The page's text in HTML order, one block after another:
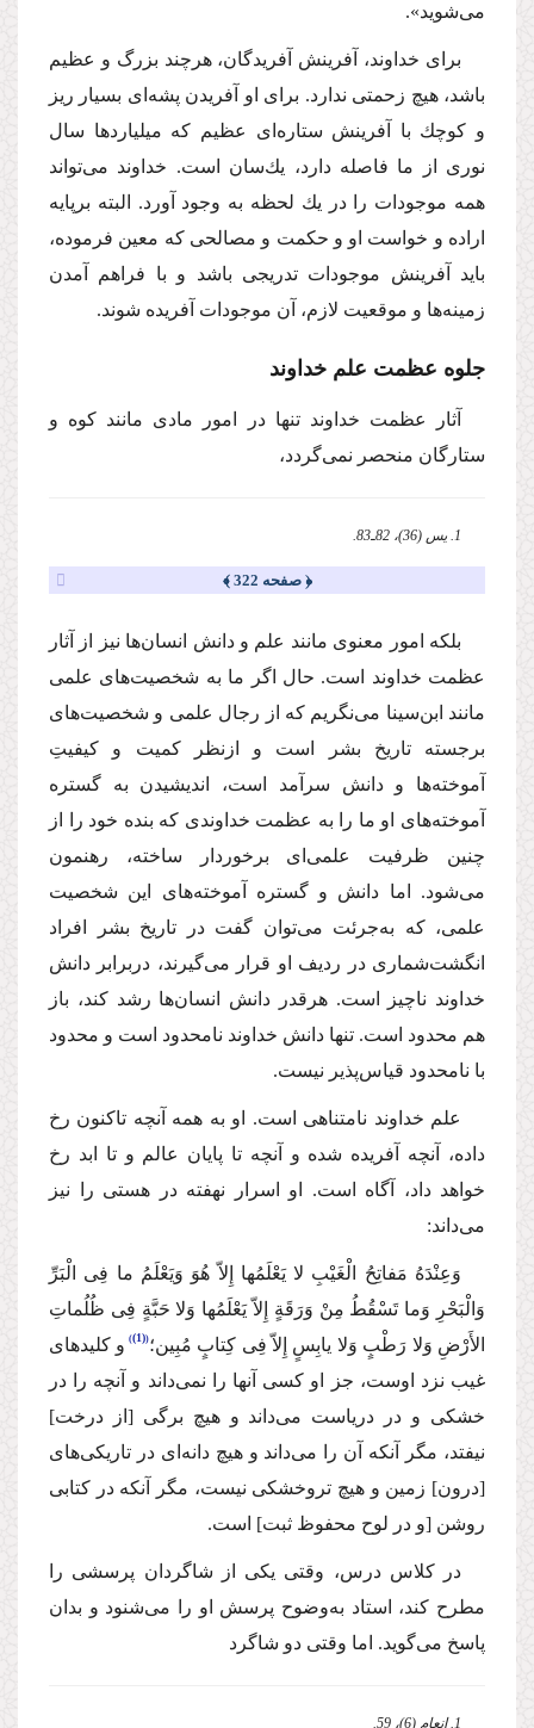
می‌شوید».
برای خداوند، آفرینش آفریدگان، هرچند بزرگ و عظیم
باشد، هیچ زحمتی ندارد. برای او آفریدن پشه‌ای بسیار ریز
و كوچك با آفرینش ستاره‌ای عظیم كه میلیاردها سال
نوری از ما فاصله دارد، یك‌سان است. خداوند می‌تواند
همه موجودات را در یك لحظه به وجود آورد. البته برپایه
اراده و خواست او و حكمت و مصالحی كه معین فرموده،
باید آفرینش موجودات تدریجی باشد و با فراهم آمدن
زمینه‌ها و موقعیت لازم، آن موجودات آفریده شوند.
جلوه عظمت علم خداوند
آثار عظمت خداوند تنها در امور مادی مانند كوه و
ستارگان منحصر نمی‌گردد،
1. یس (36)، 82ـ83.
﴿ صفحه 322 ﴾
بلكه امور معنوی مانند علم و دانش انسان‌ها نیز از آثار
عظمت خداوند است. حال اگر ما به شخصیت‌های علمی
مانند ابن‌سینا می‌نگریم كه از رجال علمی و شخصیت‌های
برجسته تاریخ بشر است و ازنظر كمیت و كیفیتِ
آموخته‌ها و دانش سرآمد است، اندیشیدن به گستره
آموخته‌های او ما را به عظمت خداوندی كه بنده خود را از
چنین ظرفیت علمی‌ای برخوردار ساخته، رهنمون
می‌شود. اما دانش و گستره آموخته‌های این شخصیت
علمی، كه به‌جرئت می‌توان گفت در تاریخ بشر افراد
انگشت‌شماری در ردیف او قرار می‌گیرند، دربرابر دانش
خداوند ناچیز است. هر‌قدر دانش انسان‌ها رشد كند، باز
هم محدود است. تنها دانش خداوند نامحدود است و محدود
با نامحدود قیاس‌پذیر نیست.
علم خداوند نامتناهی است. او به همه آنچه تاكنون رخ
داده، آنچه آفریده شده و آنچه تا پایان عالم و تا ابد رخ
خواهد داد، آگاه است. او اسرار نهفته‌ در هستی را نیز
می‌داند:
وَعِنْدَهُ مَفاتِحُ الْغَیْبِ لا یَعْلَمُها إِلاّ هُوَ وَیَعْلَمُ ما فِی الْبَرِّ
وَالْبَحْرِ وَما تَسْقُطُ مِنْ وَرَقَةٍ إِلاّ یَعْلَمُها وَلا حَبَّةٍ فِی ظُلُماتِ
الأَرْضِ وَلا رَطْبٍ وَلا یابِسٍ إِلاّ فِی كِتابٍ مُبِین؛ (1)
و كلیدهای
غیب نزد اوست، جز او كسی آنها را نمی‌داند و آنچه را در
خشكی و در دریاست می‌داند و هیچ برگی [از درخت]
نیفتد، مگر آنكه آن ‌را می‌داند و هیچ دانه‌ای در تاریكی‌های
[درون] زمین و هیچ تروخشكی نیست، مگر آنكه در كتابی
روشن [و در لوح محفوظ ثبت] است.
در كلاس درس، وقتی یكی از شاگردان پرسشی را
مطرح كند، استاد به‌وضوح پرسش او را می‌شنود و بدان
پاسخ می‌گوید. اما وقتی دو شاگرد
1. انعام (6)، 59.